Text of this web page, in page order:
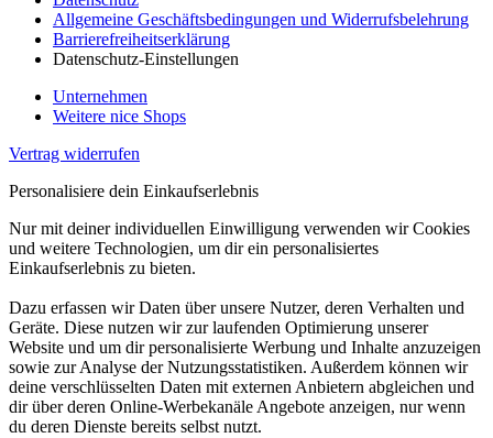
Allgemeine Geschäftsbedingungen und Widerrufsbelehrung
Barrierefreiheitserklärung
Datenschutz-Einstellungen
Unternehmen
Weitere nice Shops
Vertrag widerrufen
Personalisiere dein Einkaufserlebnis
Nur mit deiner individuellen Einwilligung verwenden wir Cookies
und weitere Technologien, um dir ein personalisiertes
Einkaufserlebnis zu bieten.
Dazu erfassen wir Daten über unsere Nutzer, deren Verhalten und
Geräte. Diese nutzen wir zur laufenden Optimierung unserer
Website und um dir personalisierte Werbung und Inhalte anzuzeigen
sowie zur Analyse der Nutzungsstatistiken. Außerdem können wir
deine verschlüsselten Daten mit externen Anbietern abgleichen und
dir über deren Online-Werbekanäle Angebote anzeigen, nur wenn
du deren Dienste bereits selbst nutzt.